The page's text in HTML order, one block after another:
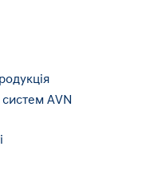
AVN